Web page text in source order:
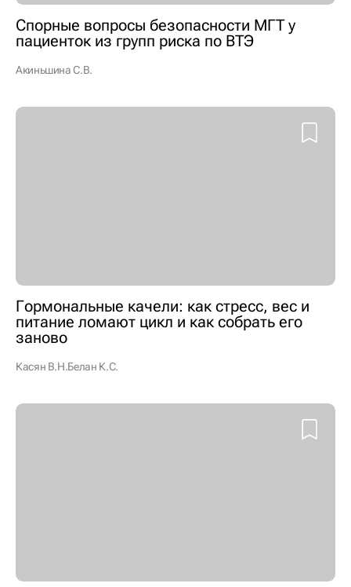
Спорные вопросы безопасности МГТ у
пациенток из групп риска по ВТЭ
Акиньшина С.В.
Гормональные качели: как стресс, вес и
питание ломают цикл и как собрать его
заново
Касян В.Н.Белан К.С.